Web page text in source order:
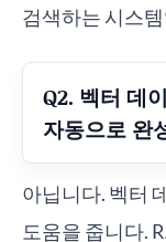
검색하는 시스
Q2. 벡터 데
자동으로 완
아닙니다. 벡터
도움을 줍니다.